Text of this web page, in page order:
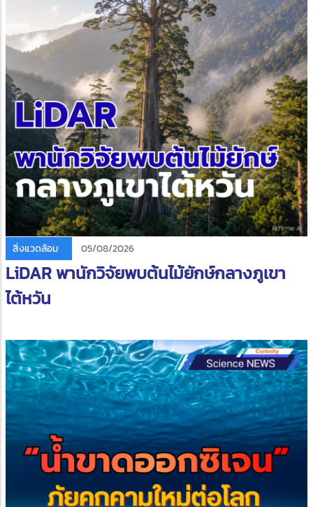
สิ่งแวดล้อม 05/08/2026
LiDAR พานักวิจัยพบต้นไม้ยักษ์กลางภูเขา
ไต้หวัน